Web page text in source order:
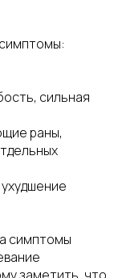
сильная
раны,
симптомы